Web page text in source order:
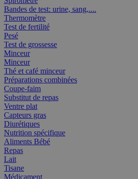
Bandes de test: urine, sang,....
Thermomètre
Test de fertilité
Pesé
Test de grossesse
Minceur
Minceur
Thé et café minceur
Préparations combinées
Coupe-faim
Substitut de repas
Ventre plat
Capteurs gras
Diurétiques
Nutrition spécifique
Aliments Bébé
Repas
Lait
Tisane
Médicament